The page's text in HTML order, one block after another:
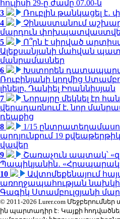
հուլիսի 29-ը ժամը 07.00-ն
3
Ռուբլին թանկացել է․
4
Չինաստանում
մարդուն
5
Ո՞րն է սիրված
Ալեքսանյանի մահվան
մանրամասներ
6
Խստորեն
Ռուբինյանի կողմից
լինելը. Դանիել Իոաննիսյան
7
Նորայրը մեկնել էր
վերադառնում է. նոր
դեպքից
8
1/15
արդյունքում 19
վավեր
9
Շառաչուն ապտակ՝
Պապիկյանին․
10
Ավտոմեքենայում
առողջապահության
Գագիկ Ստամբուլցյանի
© 2011-2026 Lurer.com
ին պարտադիր է: Կայքի